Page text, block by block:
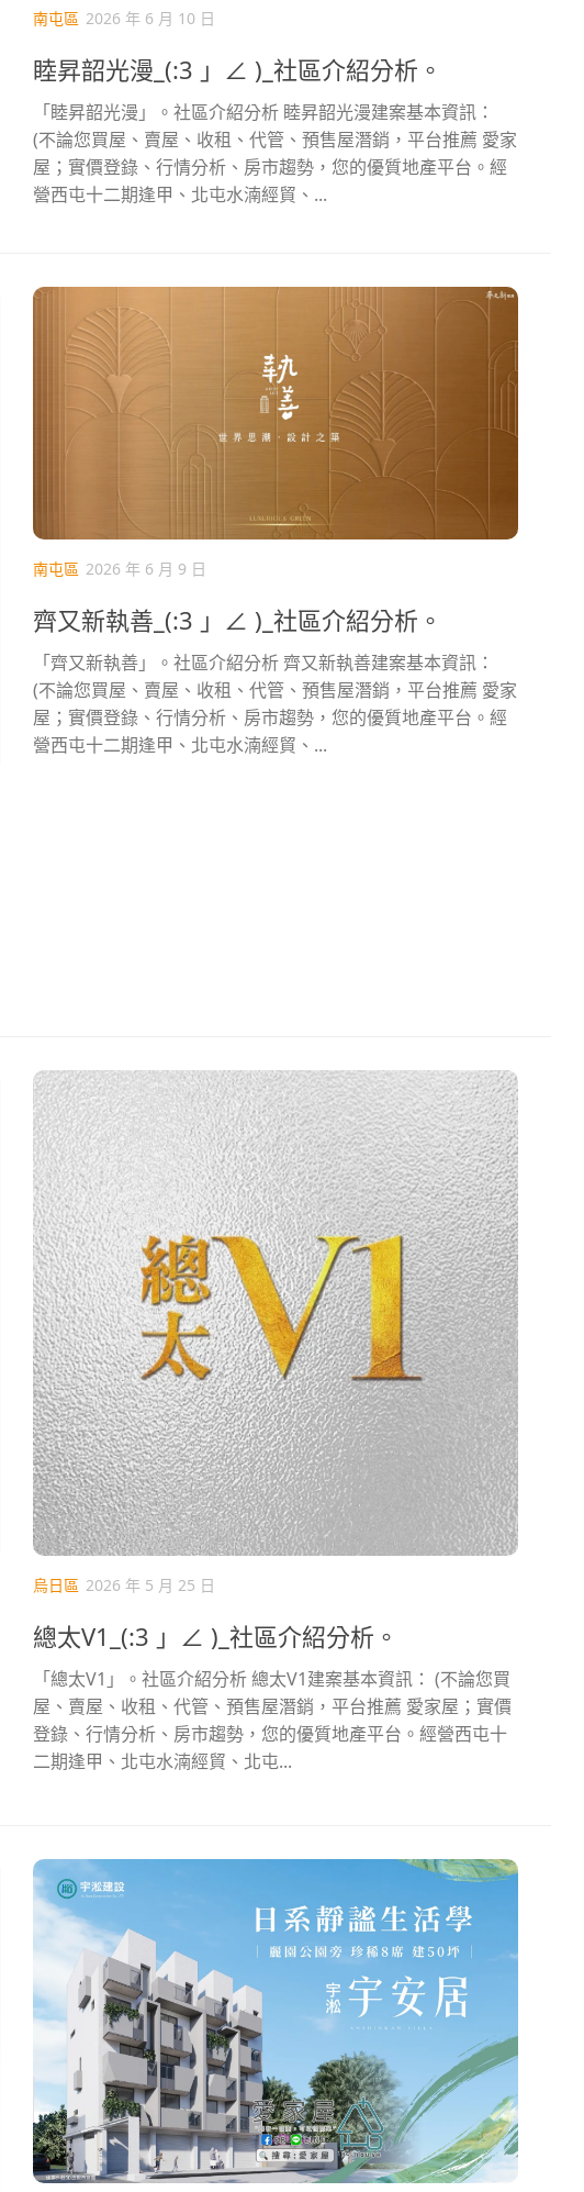
南屯區 2026 年 6 月 10 日
睦昇韶光漫_(:3 」∠ )_社區介紹分析。
「睦昇韶光漫」。社區介紹分析 睦昇韶光漫建案基本資訊：
(不論您買屋、賣屋、收租、代管、預售屋潛銷，平台推薦 愛家
屋；實價登錄、行情分析、房市趨勢，您的優質地產平台。經
營西屯十二期逢甲、北屯水湳經貿、...
南屯區 2026 年 6 月 9 日
齊又新執善_(:3 」∠ )_社區介紹分析。
「齊又新執善」。社區介紹分析 齊又新執善建案基本資訊：
(不論您買屋、賣屋、收租、代管、預售屋潛銷，平台推薦 愛家
屋；實價登錄、行情分析、房市趨勢，您的優質地產平台。經
營西屯十二期逢甲、北屯水湳經貿、...
烏日區 2026 年 5 月 25 日
總太V1_(:3 」∠ )_社區介紹分析。
「總太V1」。社區介紹分析 總太V1建案基本資訊： (不論您買
屋、賣屋、收租、代管、預售屋潛銷，平台推薦 愛家屋；實價
登錄、行情分析、房市趨勢，您的優質地產平台。經營西屯十
二期逢甲、北屯水湳經貿、北屯...